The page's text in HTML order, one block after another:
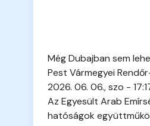
Még Dubajban sem
Pest Vármegyei
2026. 06. 06., szo -
Az Egyesült Arab
hatóságok